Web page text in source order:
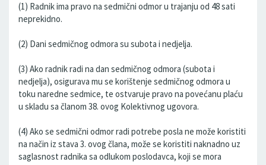
(1) Radnik ima pravo na sedmični odmor u trajanju od 48 sati
neprekidno.
(2) Dani sedmičnog odmora su subota i nedjelja.
(3) Ako radnik radi na dan sedmičnog odmora (subota i
nedjelja), osigurava mu se korištenje sedmičnog odmora u
toku naredne sedmice, te ostvaruje pravo na povećanu plaću
u skladu sa članom 38. ovog Kolektivnog ugovora.
(4) Ako se sedmični odmor radi potrebe posla ne može koristiti
na način iz stava 3. ovog člana, može se koristiti naknadno uz
saglasnost radnika sa odlukom poslodavca, koji se mora